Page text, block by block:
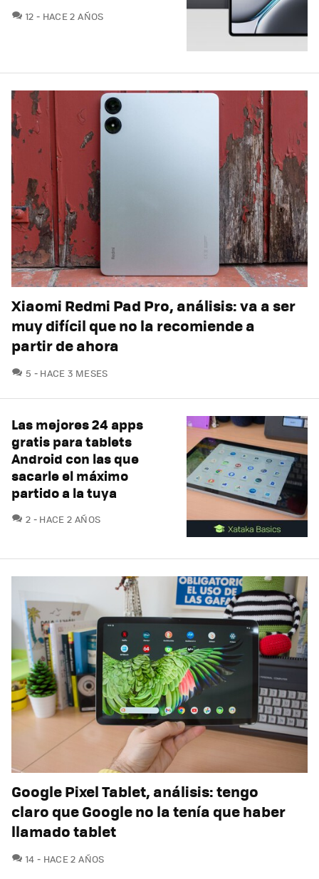
12 COMENTARIOS
HACE 2 AÑOS
Xiaomi Redmi Pad Pro, análisis: va a ser
muy difícil que no la recomiende a
partir de ahora
5 COMENTARIOS
HACE 3 MESES
Las mejores 24 apps
gratis para tablets
Android con las que
sacarle el máximo
partido a la tuya
2 COMENTARIOS
HACE 2 AÑOS
Google Pixel Tablet, análisis: tengo
claro que Google no la tenía que haber
llamado tablet
14 COMENTARIOS
HACE 2 AÑOS